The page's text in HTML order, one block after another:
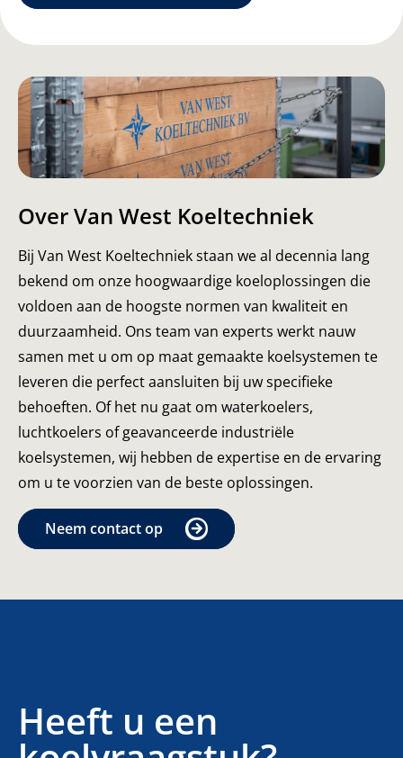
Over Van West Koeltechniek
Bij Van West Koeltechniek staan we al decennia lang
bekend om onze hoogwaardige koeloplossingen die
voldoen aan de hoogste normen van kwaliteit en
duurzaamheid. Ons team van experts werkt nauw
samen met u om op maat gemaakte koelsystemen te
leveren die perfect aansluiten bij uw specifieke
behoeften. Of het nu gaat om waterkoelers,
luchtkoelers of geavanceerde industriële
koelsystemen, wij hebben de expertise en de ervaring
om u te voorzien van de beste oplossingen.
Neem contact op
Heeft u een